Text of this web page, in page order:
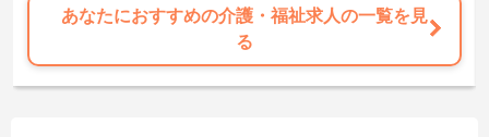
あなたにおすすめの介護・福祉求人の一覧を見
る